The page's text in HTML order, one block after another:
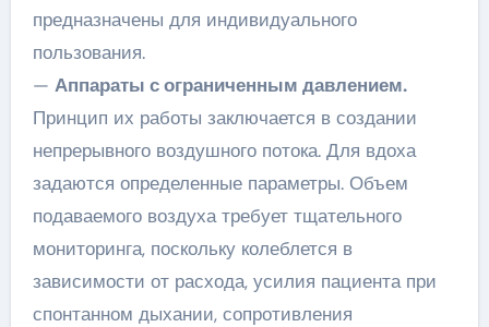
предназначены для индивидуального
пользования.
— Аппараты с ограниченным давлением.
Принцип их работы заключается в создании
непрерывного воздушного потока. Для вдоха
задаются определенные параметры. Объем
подаваемого воздуха требует тщательного
мониторинга, поскольку колеблется в
зависимости от расхода, усилия пациента при
спонтанном дыхании, сопротивления